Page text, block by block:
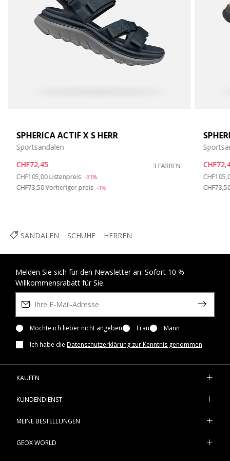
SANDALEN SCHUHE HERREN
SPHERICA ACTIF X S HERR
Sportsandalen
CHF72,45
3 FARBEN
Price reduced from
CHF105,00to
Listenpreis -31%
CHF73,50Vorheriger preis -1%
Price
Melden Sie sich für den Newsletter an: Sofort 10 %
Willkommensrabatt für Sie.
Möchte ich lieber nicht angeben Frau
Mann
Ich habe die Datenschutzerklärung zur Kenntnis genommen.
KAUFEN
KUNDENDIENST
MEINE BESTELLUNGEN
GEOX WORLD